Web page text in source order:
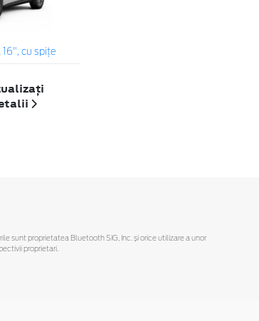
cu spițe
sunt proprietatea Bluetooth SIG, Inc. și orice utilizare a unor
proprietari.